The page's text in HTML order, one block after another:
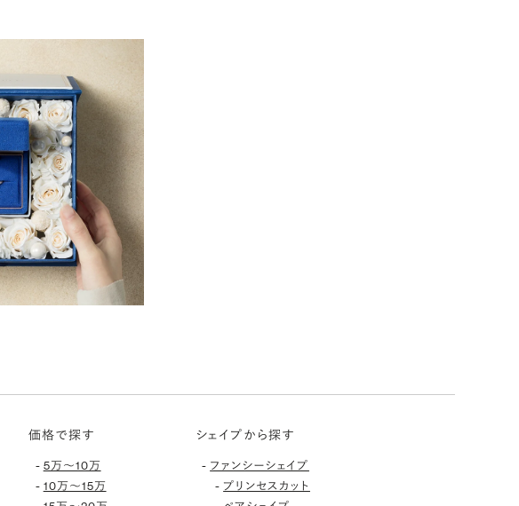
価格で探す
- 5万〜10万
- 10万〜15万
シェイプから探す
- ファンシーシェイプ
- プリンセスカット